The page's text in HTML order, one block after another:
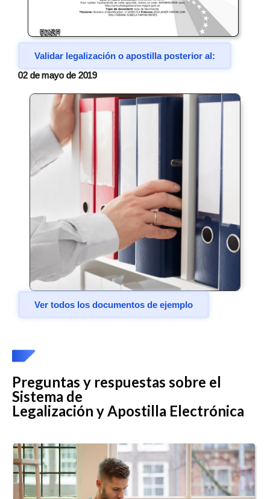
Validar legalización o apostilla posterior al:
02 de mayo de 2019
Ver todos los documentos de ejemplo
Preguntas y respuestas sobre el
Sistema de
Legalización y Apostilla Electrónica